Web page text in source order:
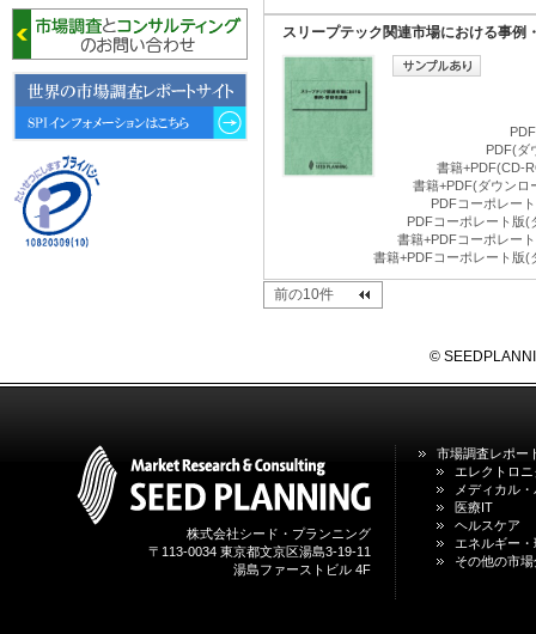
スリープテック関連市場における事例
PDF(ダ
書籍+PDF(CD-
書籍+PDF(ダウンロ
PDFコーポレー
PDFコーポレート版(
書籍+PDFコーポレー
書籍+PDFコーポレート版(
前の10件
2026年06月01日
6月1日、「2026-27年版 5G SA、
6GにおけるIoT／サービス市場の
動向 」を発刊しました。
2026年04月30日
4月30日、「2026年版 オンライン
診療サービスの現状と将来展望 」
を発刊しました。
2026年01月13日
2025年12月20日
12月20日、「中国医薬品の流通と
日米欧企業の販売戦略 」を発刊し
©
株式会社シード・プランニング
〒113-0034 東京都文京区湯島3-19-11
湯島ファーストビル 4F
市場調査レポー
エレクトロ
メディカル
医療IT
ヘルスケア
エネルギー
その他の市